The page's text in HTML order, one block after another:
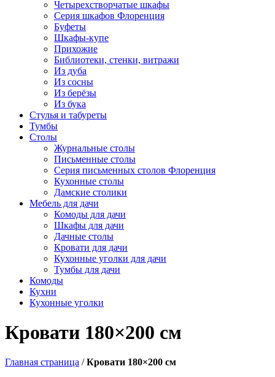
Четырехстворчатые шкафы
Серия шкафов Флоренция
Буфеты
Шкафы-купе
Прихожие
Библиотеки, стенки, витражи
Из дуба
Из сосны
Из берёзы
Из бука
Стулья и табуреты
Тумбы
Столы
Журнальные столы
Письменные столы
Серия письменных столов Флоренция
Кухонные столы
Дамские столики
Мебель для дачи
Комоды для дачи
Шкафы для дачи
Дачные столы
Кровати для дачи
Кухонные уголки для дачи
Тумбы для дачи
Комоды
Кухни
Кухонные уголки
Кровати 180×200 см
Главная страница /Кровати 180×200 см